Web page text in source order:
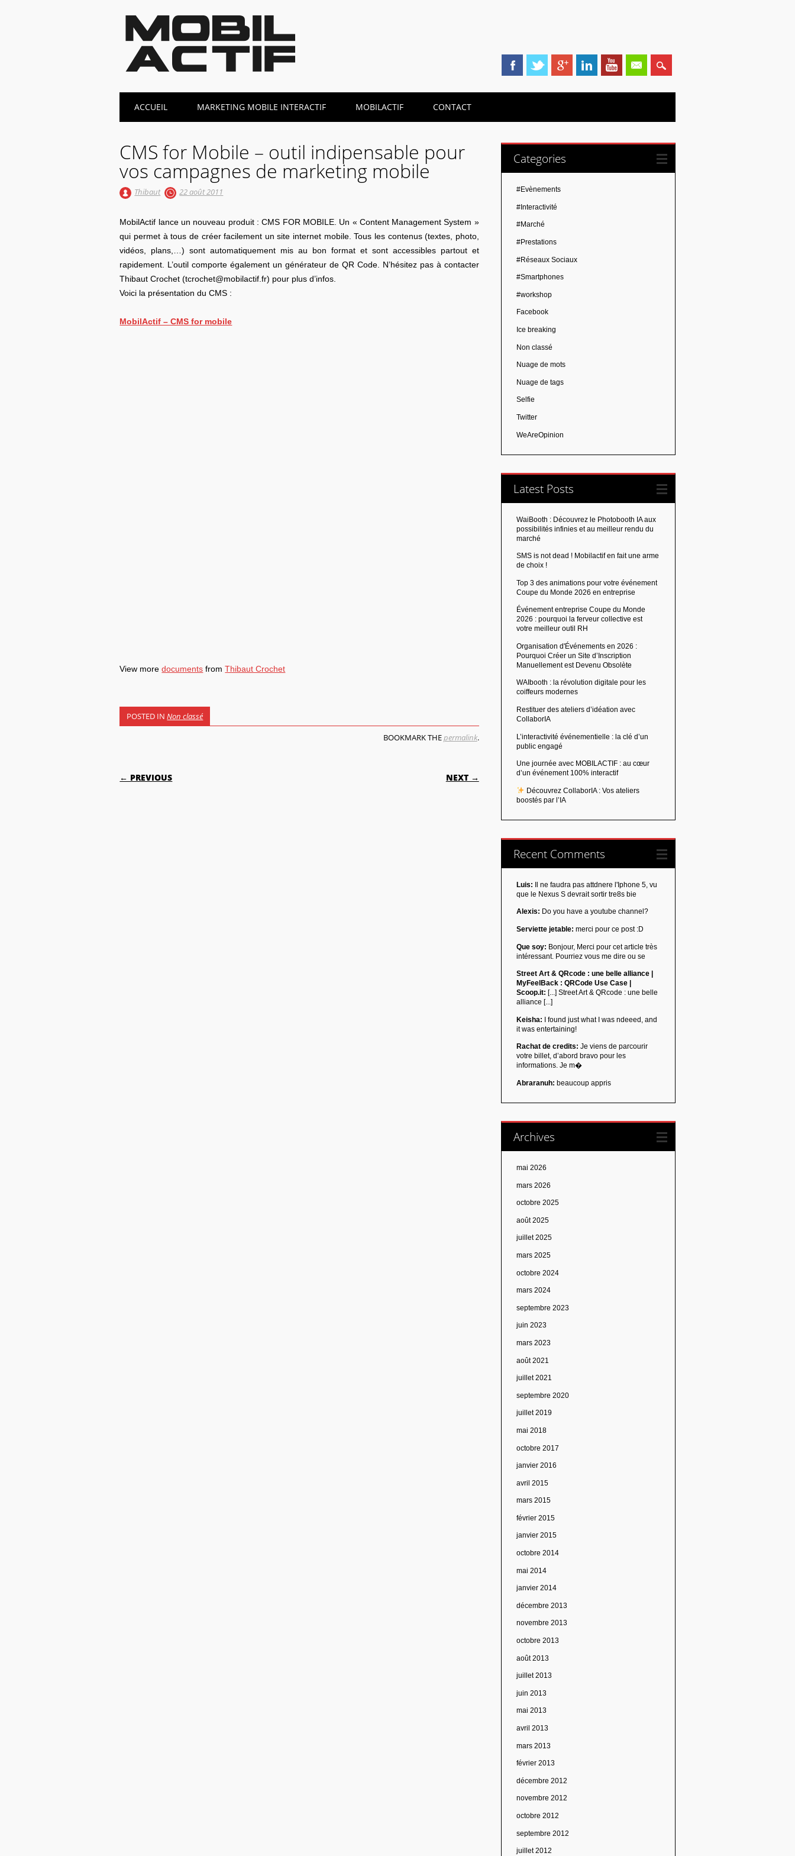
Main menu
ACCUEIL MARKETING MOBILE INTERACTIF MOBILACTIF CONTACT
CMS for Mobile – outil indipensable pour
vos campagnes de marketing mobile
Thibaut 22 août 2011
MobilActif lance un nouveau produit : CMS FOR MOBILE. Un « Content Management System »
qui permet à tous de créer facilement un site internet mobile. Tous les contenus (textes, photo,
vidéos, plans,…) sont automatiquement mis au bon format et sont accessibles partout et
rapidement. L’outil comporte également un générateur de QR Code. N’hésitez pas à contacter
Thibaut Crochet (tcrochet@mobilactif.fr) pour plus d’infos.
Voici la présentation du CMS :
MobilActif – CMS for mobile
View moredocuments fromThibaut Crochet
POSTED INNon classé
BOOKMARK THEpermalink.
POST NAVIGATION
← PREVIOUS NEXT →
Categories
#Evènements
#Interactivité
#Marché
#Prestations
#Réseaux Sociaux
#Smartphones
#workshop
Facebook
Ice breaking
Non classé
Nuage de mots
Nuage de tags
Selfie
Twitter
WeAreOpinion
Latest Posts
WaiBooth : Découvrez le Photobooth IA aux
possibilités infinies et au meilleur rendu du
marché
SMS is not dead ! Mobilactif en fait une arme
de choix !
Top 3 des animations pour votre événement
Coupe du Monde 2026 en entreprise
Événement entreprise Coupe du Monde
2026 : pourquoi la ferveur collective est
votre meilleur outil RH
Organisation d'Événements en 2026 :
Pourquoi Créer un Site d’Inscription
Manuellement est Devenu Obsolète
WAIbooth : la révolution digitale pour les
coiffeurs modernes
Restituer des ateliers d’idéation avec
CollaborIA
L’interactivité événementielle : la clé d’un
public engagé
Une journée avec MOBILACTIF : au cœur
d’un événement 100% interactif
Découvrez CollaborIA : Vos ateliers
boostés par l’IA
Recent Comments
Luis: Il ne faudra pas attdnere l'Iphone 5, vu
que le Nexus S devrait sortir tre8s bie
Alexis: Do you have a youtube channel?
Serviette jetable: merci pour ce post :D
Que soy: Bonjour, Merci pour cet article très
intéressant. Pourriez vous me dire ou se
Street Art & QRcode : une belle alliance |
MyFeelBack : QRCode Use Case |
Scoop.it: [...] Street Art & QRcode : une belle
alliance [...]
Keisha: I found just what I was ndeeed, and
it was entertaining!
Rachat de credits: Je viens de parcourir
votre billet, d’abord bravo pour les
informations. Je m�
Abraranuh: beaucoup appris
Archives
mai 2026
mars 2026
octobre 2025
août 2025
juillet 2025
mars 2025
octobre 2024
mars 2024
septembre 2023
juin 2023
mars 2023
août 2021
juillet 2021
septembre 2020
juillet 2019
mai 2018
octobre 2017
janvier 2016
avril 2015
mars 2015
février 2015
janvier 2015
octobre 2014
mai 2014
janvier 2014
décembre 2013
novembre 2013
octobre 2013
août 2013
juillet 2013
juin 2013
mai 2013
avril 2013
mars 2013
février 2013
décembre 2012
novembre 2012
octobre 2012
septembre 2012
juillet 2012